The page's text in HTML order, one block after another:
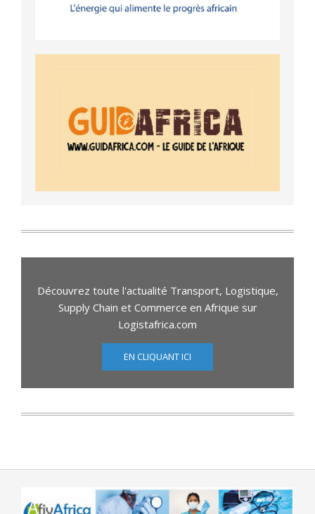
Découvrez toute l'actualité Transport, Logistique,
Supply Chain et Commerce en Afrique sur
Logistafrica.com
EN CLIQUANT ICI